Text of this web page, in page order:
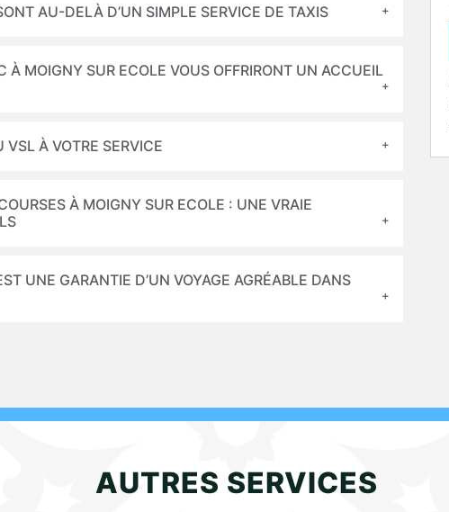
AU-DELÀ D’UN SIMPLE SERVICE DE TAXIS
MOIGNY SUR ECOLE VOUS OFFRIRONT UN ACCUEIL
À VOTRE SERVICE
À MOIGNY SUR ECOLE : UNE VRAIE
UNE GARANTIE D’UN VOYAGE AGRÉABLE DANS
AUTRES SERVICES